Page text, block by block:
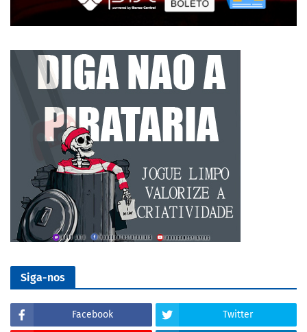
Siga-nos
Facebook Twitter